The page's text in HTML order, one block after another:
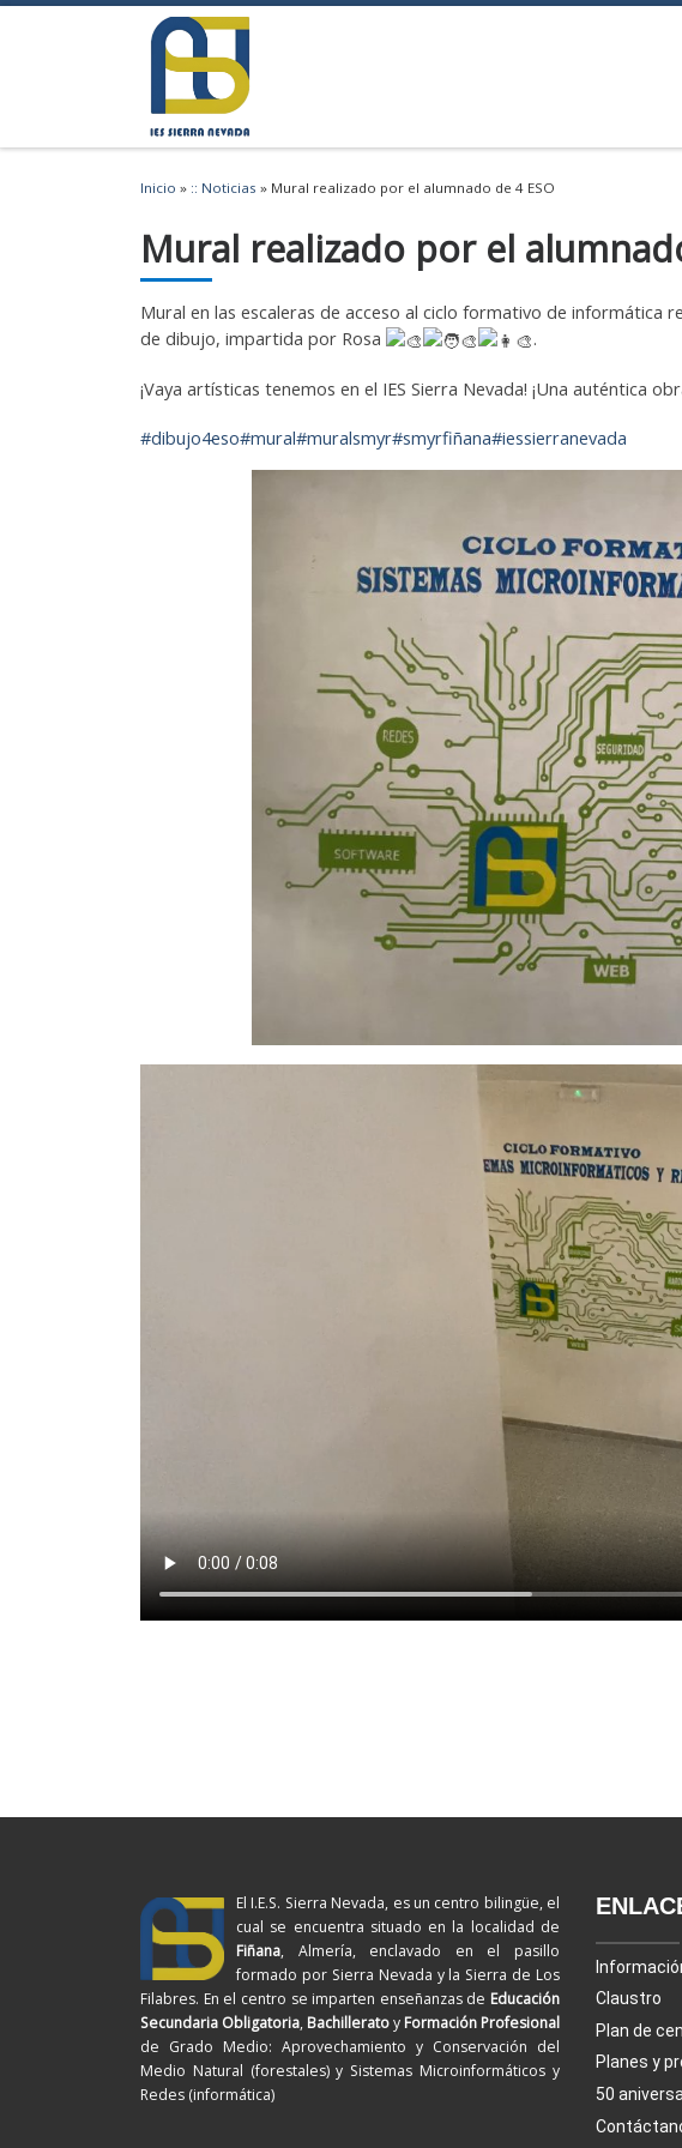
Saltar al contenido
Inicio » :: Noticias » Mural realizado por el alumnado de 4 ESO
Mural realizado por el
Mural en las escaleras de acceso al ciclo formativo de informática
de dibujo, impartida por Rosa
.
¡Vaya artísticas tenemos en el IES Sierra Nevada! ¡Una auténtica
#dibujo4eso#mural#muralsmyr#smyrfiñana#iessierranevada
El I.E.S. Sierra Nevada, es un centro bilingüe, el
cual se encuentra situado en la localidad de
Fiñana, Almería, enclavado en el pasillo
formado por Sierra Nevada y la Sierra de Los
Filabres. En el centro se imparten enseñanzas de Educación
Secundaria Obligatoria, Bachilleratoy Formación Profesional
de Grado Medio: Aprovechamiento y Conservación del
Medio Natural (forestales) y Sistemas Microinformáticos y
Redes (informática)
Claustro
Plan de
Planes y
50